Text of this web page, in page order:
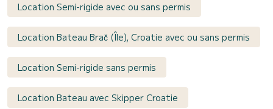
Location Semi-rigide avec ou sans permis
Location Bateau Brač (Île), Croatie avec ou sans permis
Location Semi-rigide sans permis
Location Bateau avec Skipper Croatie